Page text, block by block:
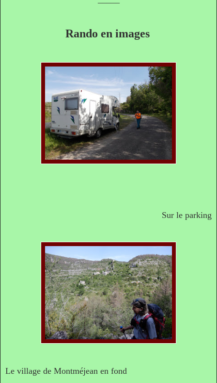
Rando en images
Sur le parking
Le village de Montméjean en fond